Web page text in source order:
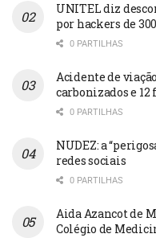
UNITEL diz
por hackers de
0 PARTILHAS
Acidente de
carbonizados e 12
0 PARTILHAS
NUDEZ: a
redes sociais
0 PARTILHAS
Aida Azancot de
Colégio de